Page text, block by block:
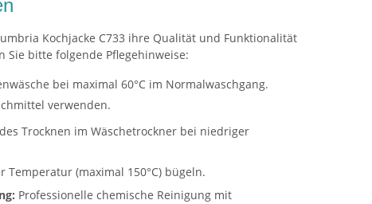
Kochjacke C733 ihre Qualität und Funktionalität
Sie bitte folgende Pflegehinweise:
bei maximal 60°C im Normalwaschgang.
verwenden.
Trocknen im Wäschetrockner bei niedriger
Temperatur (maximal 150°C) bügeln.
Professionelle chemische Reinigung mit